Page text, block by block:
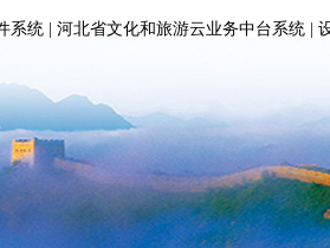
系统 河北省文化和旅游云业务中台系统